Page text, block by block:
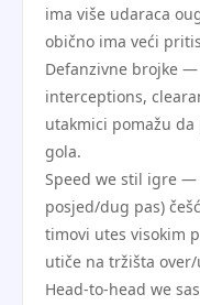
ima više udaraca
obično ima veći
Defanzivne brojke
interceptions,
utakmici pomažu
gola.
Speed we stil igre
posjed/dug pas)
timovi utes visokim
utiče na tržišta over/
Head-to-head we